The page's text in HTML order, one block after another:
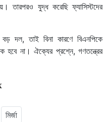
তারপরও যুদ্ধ করেছি ফ্যাসিস্টদের
বড় দল, তাই বিনা কারণে বিএনপিকে
না। ঐক্যের প্রশ্নে, গণতন্ত্রের
মির্জা